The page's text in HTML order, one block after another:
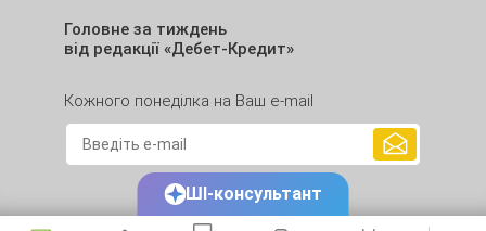
Головне за тиждень
від редакції «Дебет-Кредит»
Кожного понеділка на Ваш e-mail
ШІ-консультант